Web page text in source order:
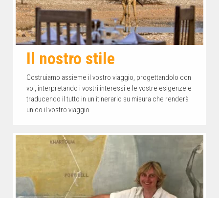
Il nostro stile
Costruiamo assieme il vostro viaggio, progettandolo con
voi, interpretando i vostri interessi e le vostre esigenze e
traducendo il tutto in un itinerario su misura che renderà
unico il vostro viaggio.